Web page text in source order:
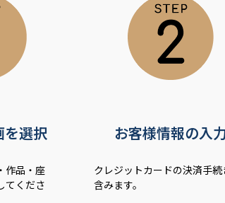
を選択
作品・座
てくださ
お客様情報の入
クレジットカードの決済手続
含みます。